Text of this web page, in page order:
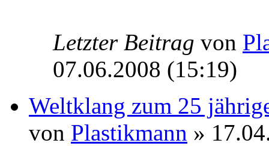
Letzter Beitrag von
07.06.2008 (15:19)
Weltklang zum 25
von Plastikmann »